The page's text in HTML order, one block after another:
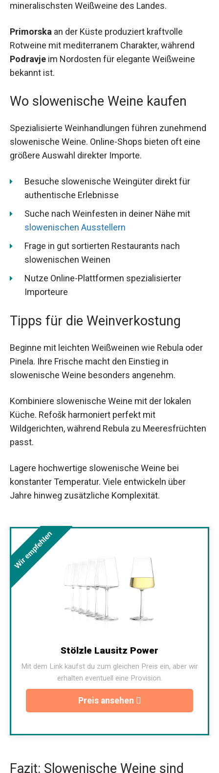
mineralischsten Weißweine des Landes.
Primorska an der Küste produziert kraftvolle
Rotweine mit mediterranem Charakter, während
Podravje im Nordosten für elegante Weißweine
bekannt ist.
Wo slowenische Weine kaufen
Spezialisierte Weinhandlungen führen zunehmend
slowenische Weine. Online-Shops bieten oft eine
größere Auswahl direkter Importe.
Besuche slowenische Weingüter direkt für
authentische Erlebnisse
Suche nach Weinfesten in deiner Nähe mit
slowenischen Ausstellern
Frage in gut sortierten Restaurants nach
slowenischen Weinen
Nutze Online-Plattformen spezialisierter
Importeure
Tipps für die Weinverkostung
Beginne mit leichten Weißweinen wie Rebula oder
Pinela. Ihre Frische macht den Einstieg in
slowenische Weine besonders angenehm.
Kombiniere slowenische Weine mit der lokalen
Küche. Refošk harmoniert perfekt mit
Wildgerichten, während Rebula zu Meeresfrüchten
passt.
Lagere hochwertige slowenische Weine bei
konstanter Temperatur. Viele entwickeln über
Jahre hinweg zusätzliche Komplexität.
Wir empfehlen
Stölzle Lausitz Power
Mit dem Link kaufst du zum gleichen Preis ein, aber wir
erhalten eventuell eine Provision.
Preis ansehen
Fazit: Slowenische Weine sind